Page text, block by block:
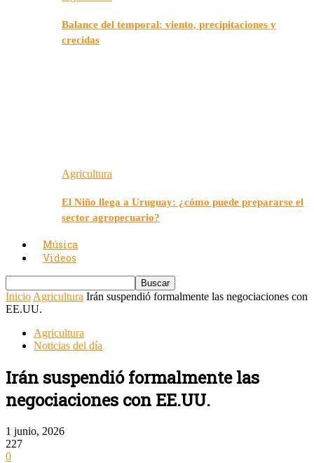
Balance del temporal: viento, precipitaciones y
crecidas
Agricultura
El Niño llega a Uruguay: ¿cómo puede prepararse el
sector agropecuario?
Música
Videos
Inicio Agricultura Irán suspendió formalmente las negociaciones con
EE.UU.
Agricultura
Noticias del día
Irán suspendió formalmente las
negociaciones con EE.UU.
1 junio, 2026
227
0